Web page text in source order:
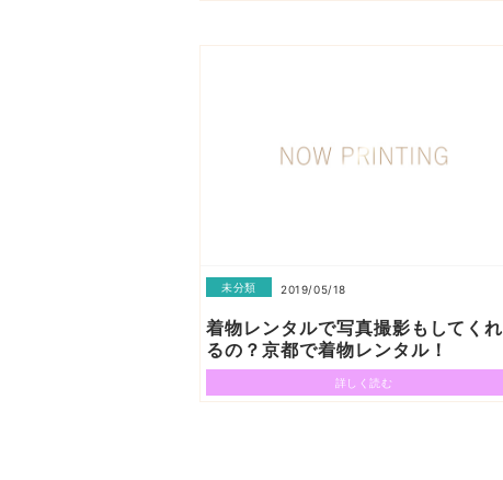
未分類 2019/05/18
着物レンタルで写真撮影もしてくれ
るの？京都で着物レンタル！
詳しく読む